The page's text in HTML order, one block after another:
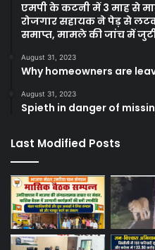
एमपी के कटनी में 3 माह से
रोजगार सहायक ने पेड़ से
समाप्त, मामले की जांच में
August 31, 2023
Why homeowners are
August 31, 2023
Spieth in danger of
Last Modified Posts